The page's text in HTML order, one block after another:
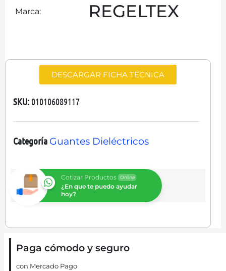
Marca: REGELTEX
DESCARGAR FICHA TÉCNICA
SKU: 010106089117
Categoría Guantes Dieléctricos
Cotizar Productos Online
¿En que te puedo ayudar
hoy?
Paga cómodo y seguro
con Mercado Pago